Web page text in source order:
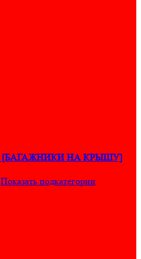
[БАГАЖНИКИ НА КРЫШУ]
Показать подкатегории